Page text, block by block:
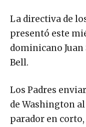
La directiva de
presentó este
dominicano Juan
Bell.
Los Padres
de Washington
parador en corto,